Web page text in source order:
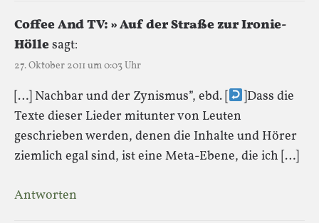
Coffee And TV: » Auf der Straße zur Ironie-
Höllesagt:
27. Oktober 2011 um 0:03 Uhr
[…] Nachbar und der Zynismus”, ebd. [
]Dass die
Texte dieser Lieder mitunter von Leuten
geschrieben werden, denen die Inhalte und Hörer
ziemlich egal sind, ist eine Meta-Ebene, die ich […]
Antworten